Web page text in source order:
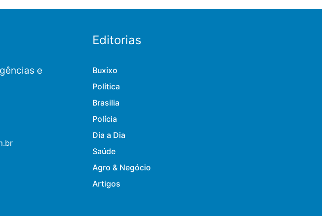
e
Editorias
Buxixo
Política
Brasilia
Polícia
Dia a Dia
Saúde
Agro & Negócio
Artigos